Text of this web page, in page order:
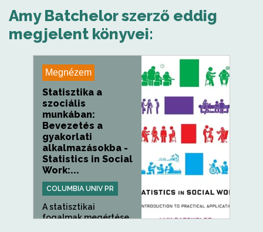
Amy Batchelor szerző eddig
megjelent könyvei:
Megnézem
Statisztika a
szociális
munkában:
Bevezetés a
gyakorlati
alkalmazásokba -
Statistics in Social
Work:...
COLUMBIA UNIV PR
A statisztikai
fogalmak megértése